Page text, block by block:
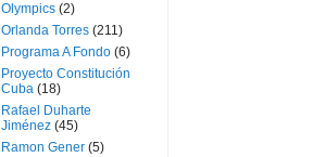
Olympics (2)
Orlanda Torres (211)
Programa A Fondo (6)
Proyecto Constitución
Cuba (18)
Rafael Duharte
Jiménez (45)
Ramon Gener (5)